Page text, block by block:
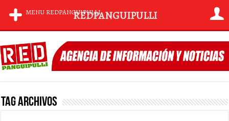
Tag archivos
MENU REDPANGUIPULLIREDPANGUIPULLI